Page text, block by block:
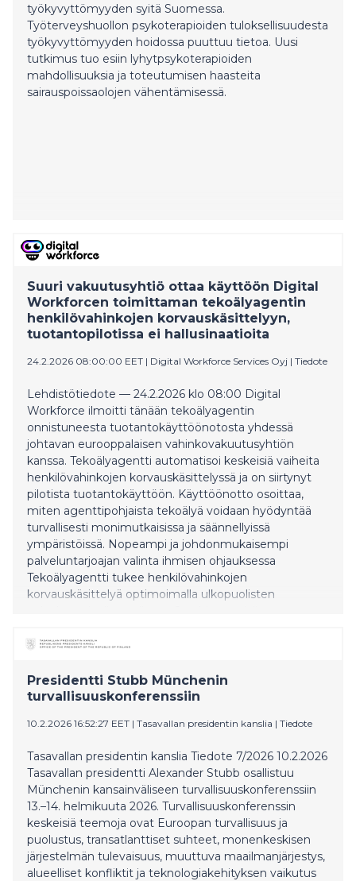
työkyvyttömyyden syitä Suomessa.
Työterveyshuollon psykoterapioiden tuloksellisuudesta
työkyvyttömyyden hoidossa puuttuu tietoa. Uusi
tutkimus tuo esiin lyhytpsykoterapioiden
mahdollisuuksia ja toteutumisen haasteita
sairauspoissaolojen vähentämisessä.
Suuri vakuutusyhtiö ottaa käyttöön Digital
Workforcen toimittaman tekoälyagentin
henkilövahinkojen korvauskäsittelyyn,
tuotantopilotissa ei hallusinaatioita
24.2.2026 08:00:00 EET | Digital Workforce Services Oyj | Tiedote
Lehdistötiedote — 24.2.2026 klo 08:00 Digital
Workforce ilmoitti tänään tekoälyagentin
onnistuneesta tuotantokäyttöönotosta yhdessä
johtavan eurooppalaisen vahinkovakuutusyhtiön
kanssa. Tekoälyagentti automatisoi keskeisiä vaiheita
henkilövahinkojen korvauskäsittelyssä ja on siirtynyt
pilotista tuotantokäyttöön. Käyttöönotto osoittaa,
miten agenttipohjaista tekoälyä voidaan hyödyntää
turvallisesti monimutkaisissa ja säännellyissä
ympäristöissä. Nopeampi ja johdonmukaisempi
palveluntarjoajan valinta ihmisen ohjauksessa
Tekoälyagentti tukee henkilövahinkojen
korvauskäsittelyä optimoimalla ulkopuolisten
ja asiakaskokemuksen: Hoitopolun optimointi: Arvioi
ja asiakastyytyväisyyden perusteella Läpinäkyvät
suositukset: Suosittelee palveluntarjoajat
päätökset: Korvauskäsittelijät tekevät lo
Presidentti Stubb Münchenin
turvallisuuskonferenssiin
10.2.2026 16:52:27 EET | Tasavallan presidentin kanslia | Tiedote
Tasavallan presidentin kanslia Tiedote 7/2026 10.2.2026
Tasavallan presidentti Alexander Stubb osallistuu
Münchenin kansainväliseen turvallisuuskonferenssiin
13.–14. helmikuuta 2026. Turvallisuuskonferenssin
keskeisiä teemoja ovat Euroopan turvallisuus ja
puolustus, transatlanttiset suhteet, monenkeskisen
järjestelmän tulevaisuus, muuttuva maailmanjärjestys,
alueelliset konfliktit ja teknologiakehityksen vaikutus